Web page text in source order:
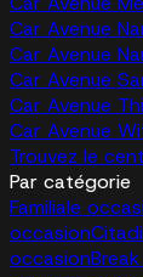
Car Avenue
Car Avenue
Car Avenue
Car Avenue
Car Avenue
Trouvez le
Par catégorie
Familiale
occasion
occasion